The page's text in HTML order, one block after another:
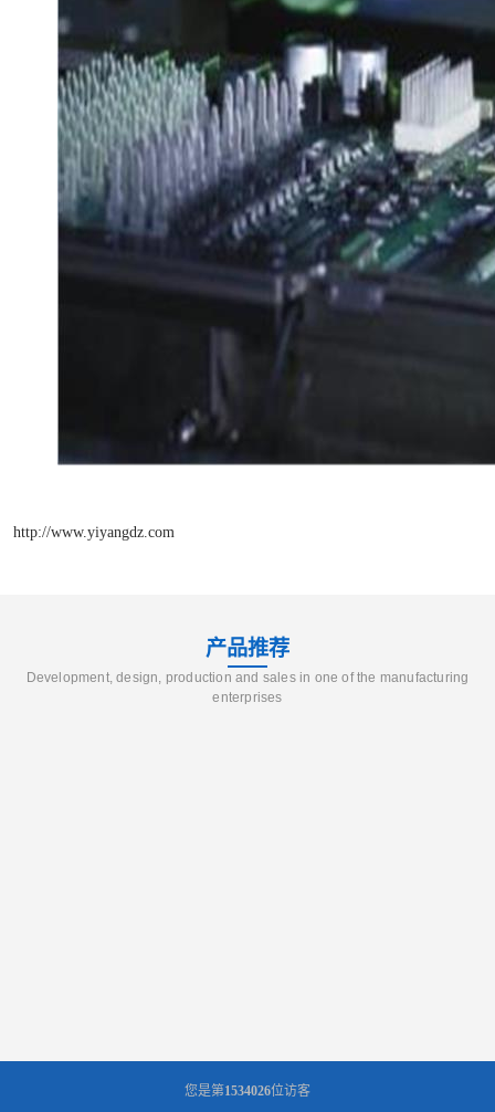
http://www.yiyangdz.com
产品推荐
Development, design, production and sales in one of the manufacturing
enterprises
您是第1534026位访客